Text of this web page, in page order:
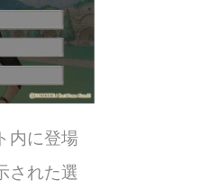
内に登場
された選